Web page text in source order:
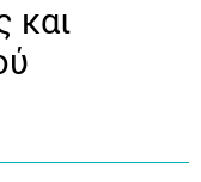
και